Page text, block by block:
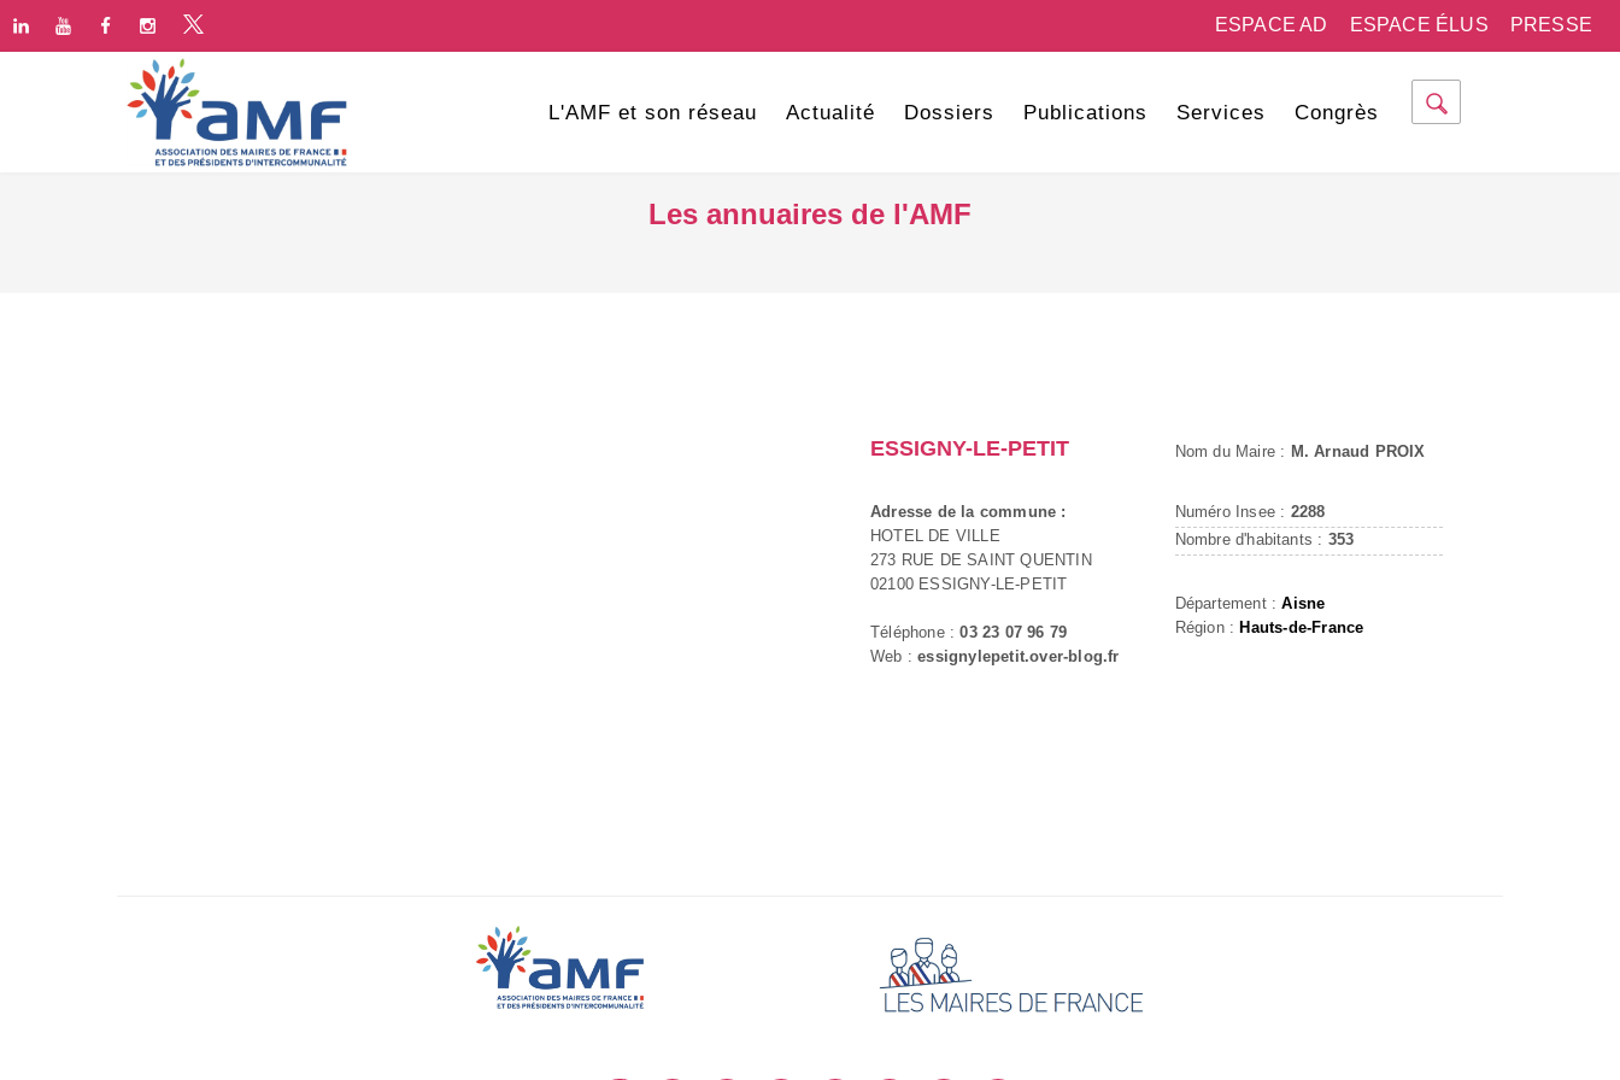
PRESSE
ESPACE ÉLUS
ESPACE AD
L'AMF et son réseau Actualité Dossiers Publications Services Congrès
Les annuaires de l'AMF
ESSIGNY-LE-PETIT
Adresse de la commune :
HOTEL DE VILLE
273 RUE DE SAINT QUENTIN
02100 ESSIGNY-LE-PETIT
Téléphone :03 23 07 96 79
Web :essignylepetit.over-blog.fr
Nom du Maire : M. Arnaud PROIX
Numéro Insee : 2288
Nombre d'habitants : 353
Département :Aisne
Région : Hauts-de-France